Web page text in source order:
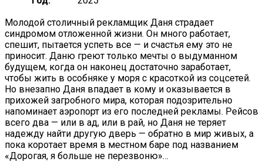
Молодой столичный рекламщик Даня страдает
синдромом отложенной жизни. Он много работает,
спешит, пытается успеть все — и счастья ему это не
приносит. Даню греют только мечты о выдуманном
будущем, когда он наконец достаточно заработает,
чтобы жить в особняке у моря с красоткой из соцсетей.
Но внезапно Даня впадает в кому и оказывается в
прихожей загробного мира, которая подозрительно
напоминает аэропорт из его последней рекламы. Рейсов
всего два — или в ад, или в рай, но Даня не теряет
надежду найти другую дверь — обратно в мир живых, а
пока коротает время в местном баре под названием
«Дорогая, я больше не перезвоню»…